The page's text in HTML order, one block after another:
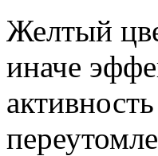
Желтый
иначе